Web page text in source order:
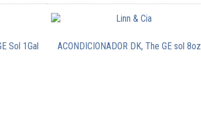
Sol 1Gal ACONDICIONADOR DK, The GE sol 8oz